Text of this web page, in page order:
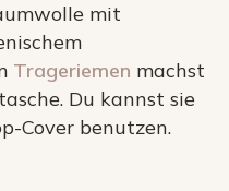
mit
Trageriemen machst
Du kannst sie
Cover benutzen.